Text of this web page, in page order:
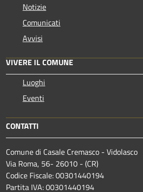
Notizie
Comunicati
Avvisi
VIVERE IL COMUNE
Luoghi
Eventi
CONTATTI
Comune di Casale Cremasco - Vidolasco
Via Roma, 56- 26010 - (CR)
Codice Fiscale: 00301440194
Partita IVA: 00301440194